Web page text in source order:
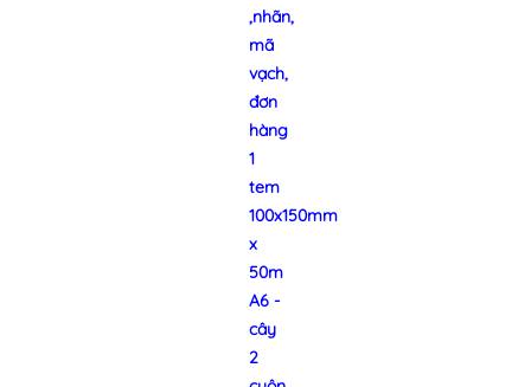
,nhãn,
mã
vạch,
đơn
hàng
1
tem
100x150mm
x
50m
A6 -
cây
2